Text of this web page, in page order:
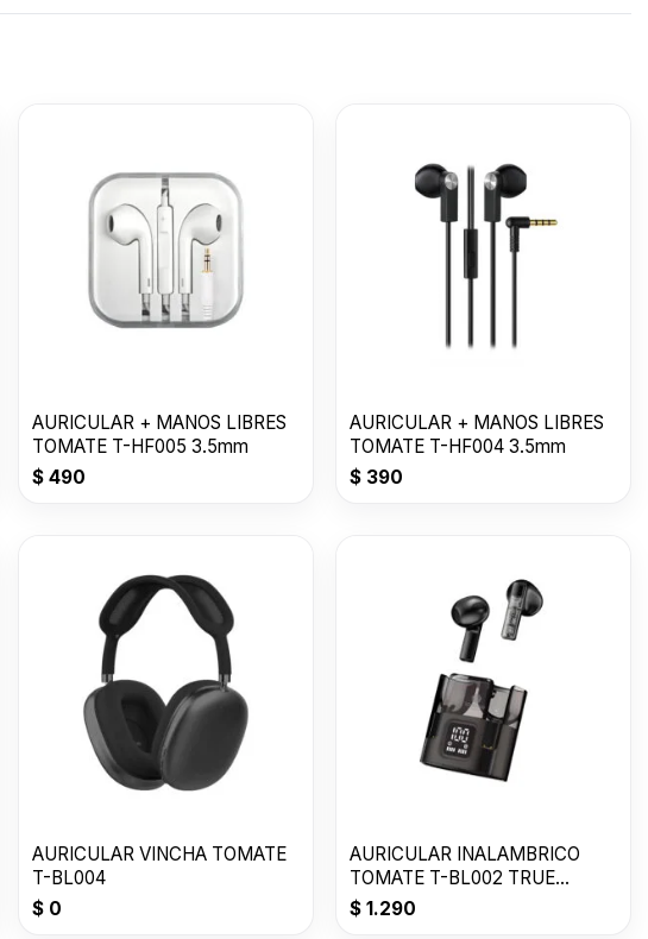
3.5mm
TYPE-C
FOR LIGHTNING--
AURICULAR + MANOS LIBRES
TOMATE T-HF005 3.5mm
$ 490
AURICULAR + MANOS LIBRES
TOMATE T-HF004 3.5mm
$ 390
AURICULAR VINCHA TOMATE
T-BL004
$ 0
AURICULAR INALAMBRICO
TOMATE T-BL002 TRUE
WIRELESS
$ 1.290